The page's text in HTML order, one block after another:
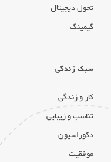
تحول دیجیتال
گیمینگ
سبک زندگی
کار و زندگی
تناسب و زیبایی
دکوراسیون
موفقیت